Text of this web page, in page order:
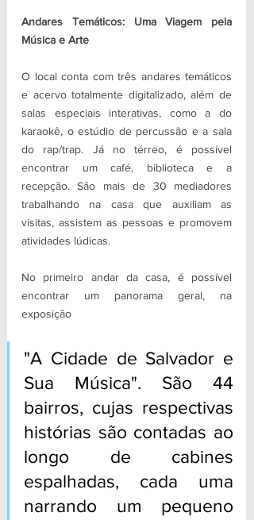
Andares Temáticos: Uma Viagem pela
Música e Arte
O local conta com três andares temáticos
e acervo totalmente digitalizado, além de
salas especiais interativas, como a do
karaokê, o estúdio de percussão e a sala
do rap/trap. Já no térreo, é possível
encontrar um café, biblioteca e a
recepção. São mais de 30 mediadores
trabalhando na casa que auxiliam as
visitas, assistem as pessoas e promovem
atividades lúdicas.
No primeiro andar da casa, é possível
encontrar um panorama geral, na
exposição
"A Cidade de Salvador e
Sua Música". São 44
bairros, cujas respectivas
histórias são contadas ao
longo de cabines
espalhadas, cada uma
narrando um pequeno